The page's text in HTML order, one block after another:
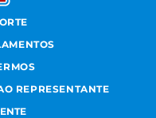
REPRESENTANTE